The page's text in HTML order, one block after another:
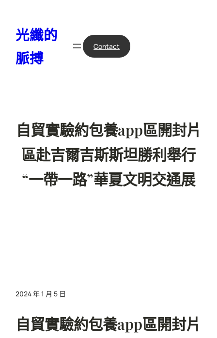
光纖的
脈搏
Contact
自貿實驗約包養app區開封片
區赴吉爾吉斯斯坦勝利舉行
“一帶一路”華夏文明交通展
2024 年 1 月 5 日
自貿實驗約包養app區開封片